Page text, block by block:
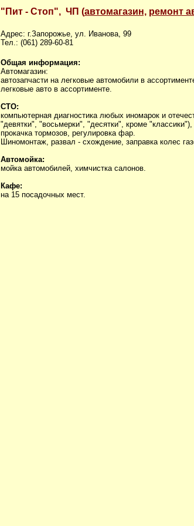
"Пит - Стоп", ЧП (автомагазин, ремонт
Адрес: г.Запорожье, ул. Иванова, 99
Тел.: (061) 289-60-81
Общая информация:
Автомагазин:
автозапчасти на легковые автомобили в
легковые авто в ассортименте.
СТО:
компьютерная диагностика любых иномарок и
"девятки", "восьмерки", "десятки", кроме
прокачка тормозов, регулировка фар.
Шиномонтаж, развал - схождение, заправка колес
Автомойка:
мойка автомобилей, химчистка салонов.
Кафе:
на 15 посадочных мест.